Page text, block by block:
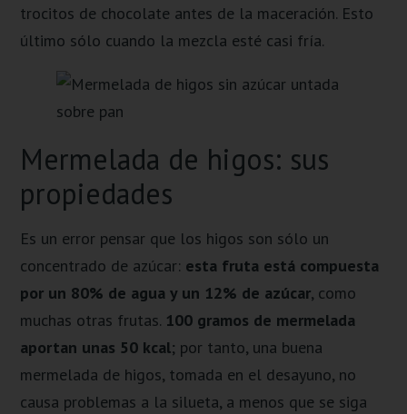
trocitos de chocolate antes de la maceración. Esto
último sólo cuando la mezcla esté casi fría.
Mermelada de higos: sus
propiedades
Es un error pensar que los higos son sólo un
concentrado de azúcar: esta fruta está compuesta
por un 80% de agua y un 12% de azúcar, como
muchas otras frutas. 100 gramos de mermelada
aportan unas 50 kcal; por tanto, una buena
mermelada de higos, tomada en el desayuno, no
causa problemas a la silueta, a menos que se siga